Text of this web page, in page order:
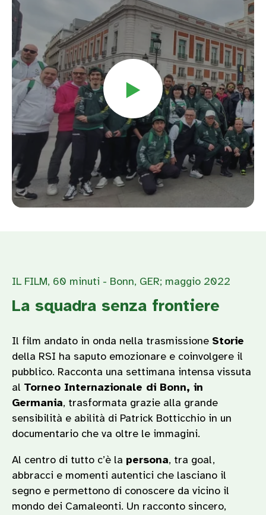
IL FILM, 60 minuti - Bonn, GER; maggio 2022
La squadra senza frontiere
Il film andato in onda nella trasmissione Storie
della RSI ha saputo emozionare e coinvolgere il
pubblico. Racconta una settimana intensa vissuta
al Torneo Internazionale di Bonn, in
Germania, trasformata grazie alla grande
sensibilità e abilità di Patrick Botticchio in un
documentario che va oltre le immagini.
Al centro di tutto c’è la persona, tra goal,
abbracci e momenti autentici che lasciano il
segno e permettono di conoscere da vicino il
mondo dei Camaleonti. Un racconto sincero,